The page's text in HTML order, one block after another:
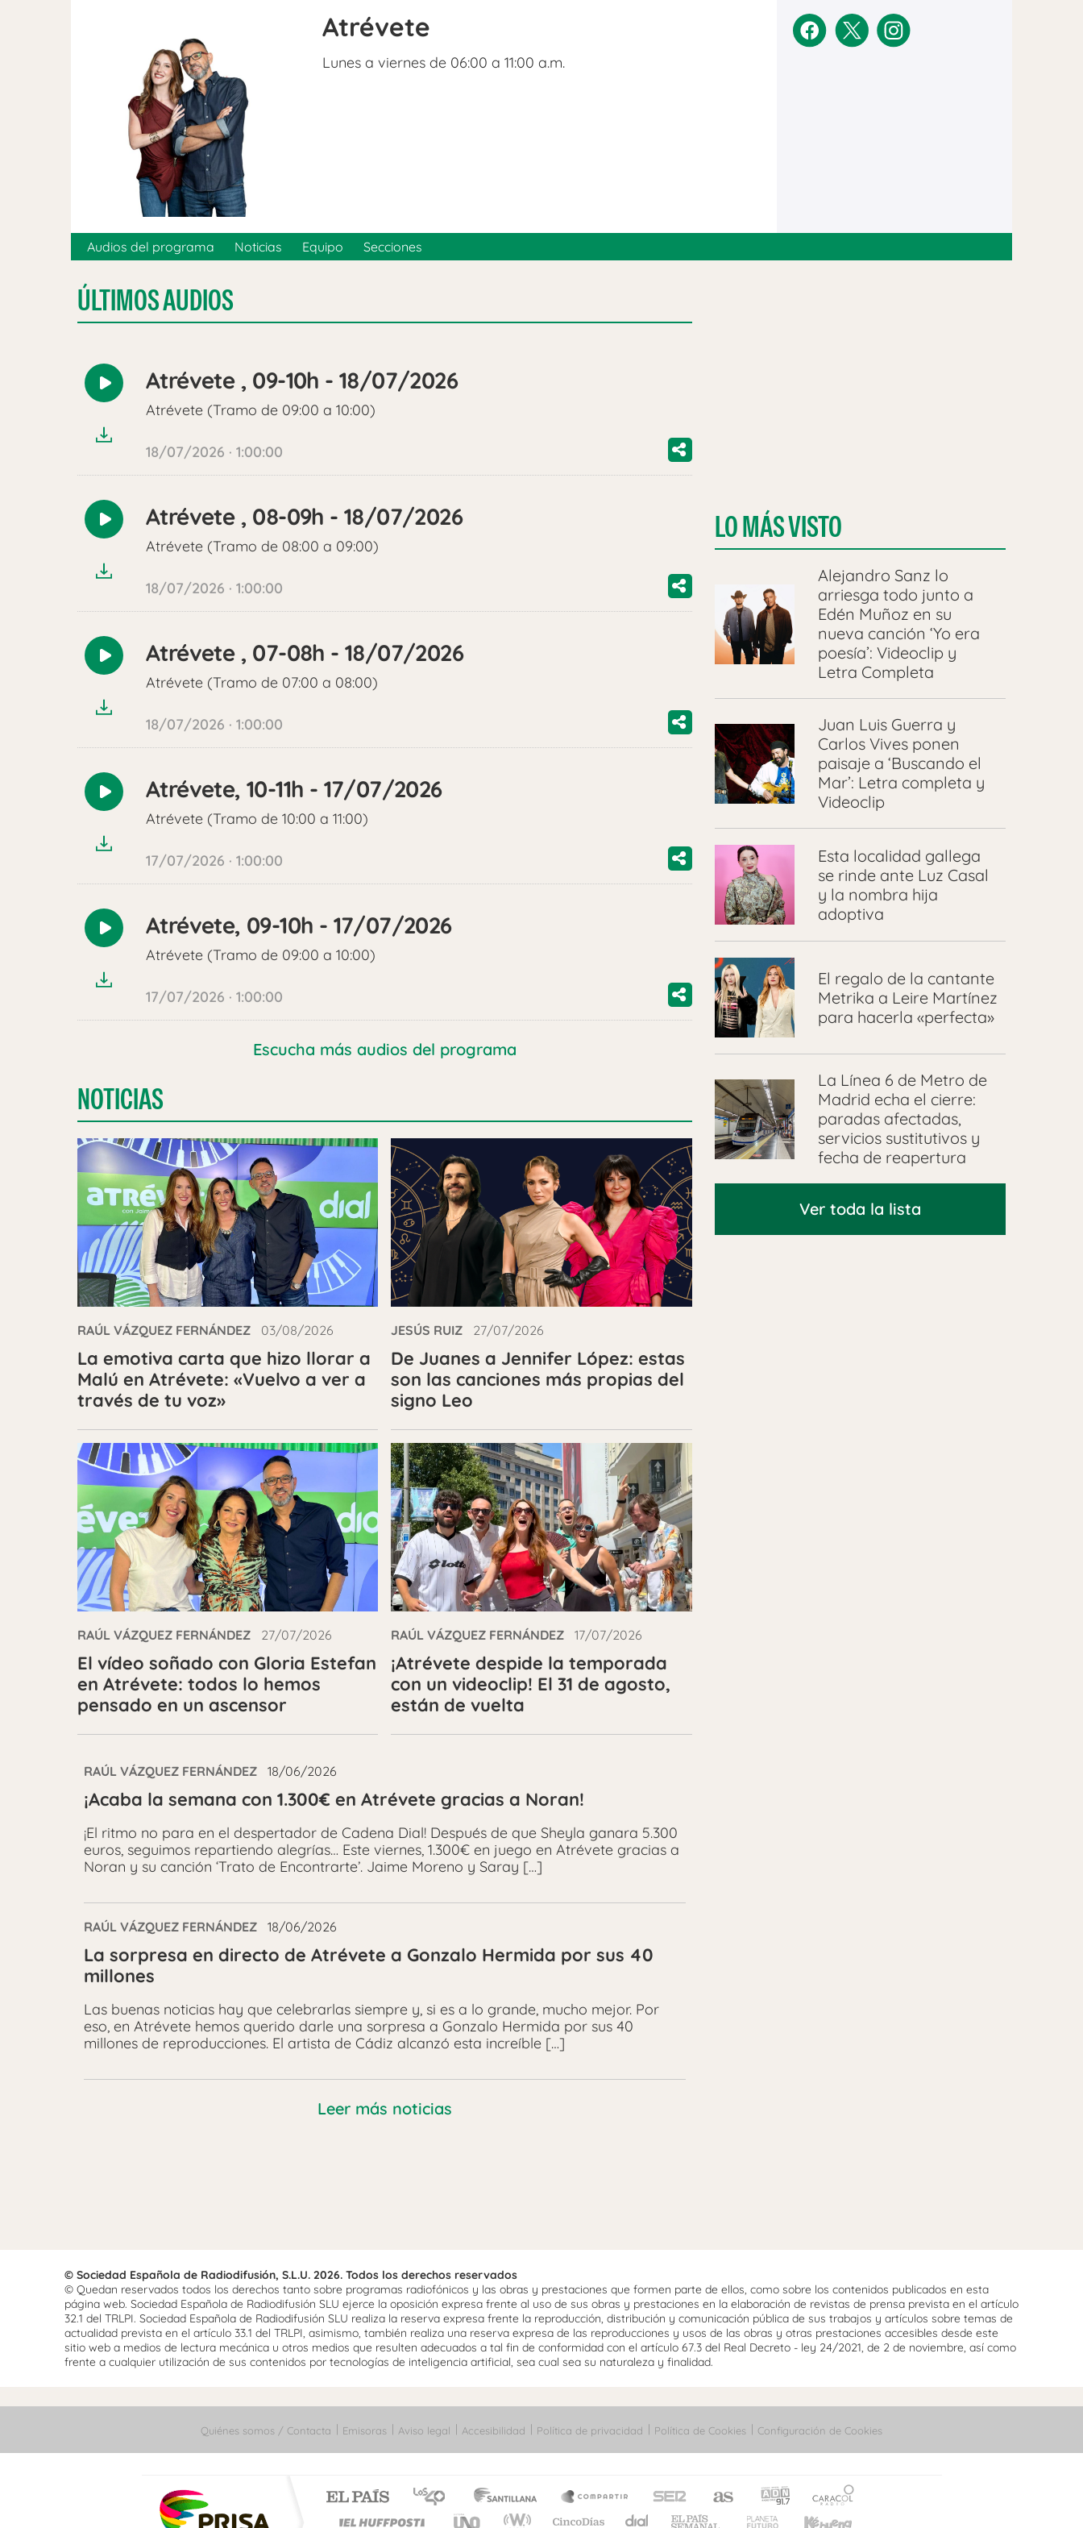
Atrévete
Lunes a viernes de 06:00 a 11:00 a.m.
Audios del programa Noticias Equipo Secciones
ÚLTIMOS AUDIOS
ReproducirAtrévete , 09-10h - 18/07/2026
Atrévete (Tramo de 09:00 a 10:00)
18/07/2026 · 1:00:00
ReproducirAtrévete , 08-09h - 18/07/2026
Atrévete (Tramo de 08:00 a 09:00)
18/07/2026 · 1:00:00
ReproducirAtrévete , 07-08h - 18/07/2026
Atrévete (Tramo de 07:00 a 08:00)
18/07/2026 · 1:00:00
ReproducirAtrévete, 10-11h - 17/07/2026
Atrévete (Tramo de 10:00 a 11:00)
17/07/2026 · 1:00:00
ReproducirAtrévete, 09-10h - 17/07/2026
Atrévete (Tramo de 09:00 a 10:00)
17/07/2026 · 1:00:00
Escucha más audios del programa
NOTICIAS
RAÚL VÁZQUEZ FERNÁNDEZ 03/08/2026
La emotiva carta que hizo llorar a
Malú en Atrévete: «Vuelvo a ver a
través de tu voz»
JESÚS RUIZ 27/07/2026
De Juanes a Jennifer López: estas
son las canciones más propias del
signo Leo
RAÚL VÁZQUEZ FERNÁNDEZ 27/07/2026
El vídeo soñado con Gloria Estefan
en Atrévete: todos lo hemos
pensado en un ascensor
RAÚL VÁZQUEZ FERNÁNDEZ 17/07/2026
¡Atrévete despide la temporada
con un videoclip! El 31 de agosto,
están de vuelta
RAÚL VÁZQUEZ FERNÁNDEZ 18/06/2026
¡Acaba la semana con 1.300€ en Atrévete gracias a Noran!
¡El ritmo no para en el despertador de Cadena Dial! Después de que Sheyla ganara 5.300
euros, seguimos repartiendo alegrías… Este viernes, 1.300€ en juego en Atrévete gracias a
Noran y su canción ‘Trato de Encontrarte’. Jaime Moreno y Saray […]
RAÚL VÁZQUEZ FERNÁNDEZ 18/06/2026
La sorpresa en directo de Atrévete a Gonzalo Hermida por sus 40
millones
Las buenas noticias hay que celebrarlas siempre y, si es a lo grande, mucho mejor. Por
eso, en Atrévete hemos querido darle una sorpresa a Gonzalo Hermida por sus 40
millones de reproducciones. El artista de Cádiz alcanzó esta increíble […]
Leer más noticias
LO MÁS VISTO
Alejandro Sanz lo
arriesga todo junto a
Edén Muñoz en su
nueva canción ‘Yo era
poesía’: Videoclip y
Letra Completa
Juan Luis Guerra y
Carlos Vives ponen
paisaje a ‘Buscando el
Mar’: Letra completa y
Videoclip
Esta localidad gallega
se rinde ante Luz Casal
y la nombra hija
adoptiva
El regalo de la cantante
Metrika a Leire Martínez
para hacerla «perfecta»
La Línea 6 de Metro de
Madrid echa el cierre:
paradas afectadas,
servicios sustitutivos y
fecha de reapertura
Ver toda la lista
© Sociedad Española de Radiodifusión, S.L.U. 2026. Todos los derechos reservados
© Quedan reservados todos los derechos tanto sobre programas radiofónicos y las obras y prestaciones que formen parte de ellos, como sobre los contenidos publicados en esta
página web. Sociedad Española de Radiodifusión SLU ejerce la oposición expresa frente al uso de sus obras y prestaciones en la elaboración de revistas de prensa prevista en el artículo
32.1 del TRLPI. Sociedad Española de Radiodifusión SLU realiza la reserva expresa frente la reproducción, distribución y comunicación pública de sus trabajos y artículos sobre temas de
actualidad prevista en el artículo 33.1 del TRLPI, asimismo, también realiza una reserva expresa de las reproducciones y usos de las obras y otras prestaciones accesibles desde este
sitio web a medios de lectura mecánica u otros medios que resulten adecuados a tal fin de conformidad con el artículo 67.3 del Real Decreto - ley 24/2021, de 2 de noviembre, así como
frente a cualquier utilización de sus contenidos por tecnologías de inteligencia artificial, sea cual sea su naturaleza y finalidad.
Quiénes somos / Contacta Emisoras Aviso legal Accesibilidad Política de privacidad Política de Cookies Configuración de Cookies